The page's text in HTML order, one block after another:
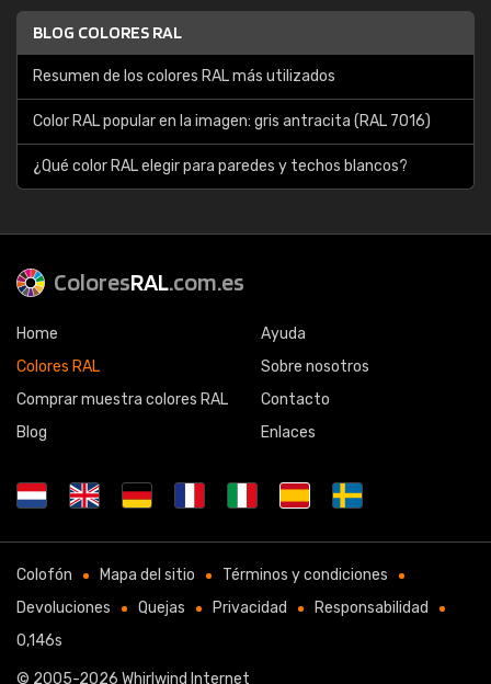
BLOG COLORES RAL
Resumen de los colores RAL más utilizados
Color RAL popular en la imagen: gris antracita (RAL 7016)
¿Qué color RAL elegir para paredes y techos blancos?
ColoresRAL.com.es
Home
Colores RAL
Comprar muestra colores RAL
Blog
Ayuda
Sobre nosotros
Contacto
Enlaces
Colofón Mapa del sitio
Términos y condiciones
Devoluciones
Quejas Privacidad
Responsabilidad
0,146s
© 2005-2026 Whirlwind Internet